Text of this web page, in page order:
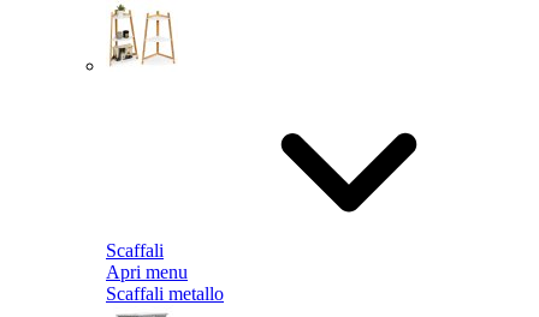
Scaffali
Apri menu
Scaffali metallo